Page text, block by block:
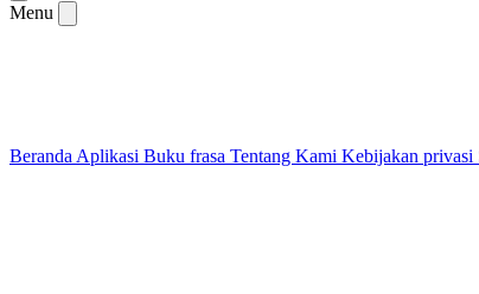
Menu
Beranda Aplikasi Buku frasa Tentang Kami Kebijakan privasi